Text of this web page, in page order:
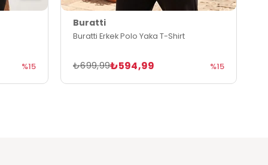
%15
Buratti
Buratti Erkek Polo Yaka T-Shirt
₺594,99
₺699,99 %15